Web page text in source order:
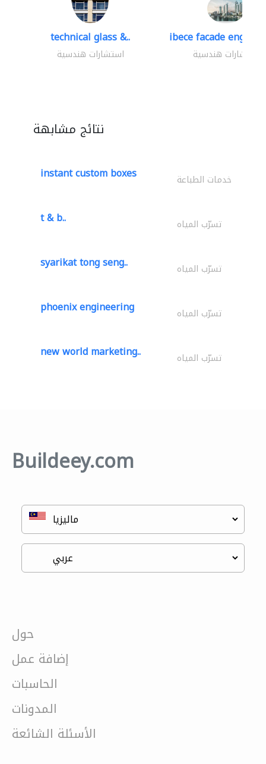
technical glass &..
استشارات هندسية
ibece facade
استشارات هندسية
نتائج مشابهة
instant custom boxes خدمات الطباعة
t & b.. تسرّب المياه
syarikat tong seng.. تسرّب المياه
phoenix engineering تسرّب المياه
new world marketing.. تسرّب المياه
Buildeey.com
حول
إضافة عمل
الحاسبات
المدونات
الأسئلة الشائعة